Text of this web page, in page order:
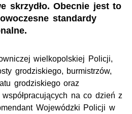
skrzydło. Obecnie jest to
standardy
wielkopolskiej Policji,
grodziskiego, burmistrzów,
grodziskiego oraz
na co dzień z
Wojewódzki Policji w